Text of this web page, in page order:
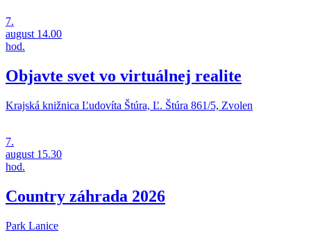
7.
august 14.00
hod.
Objavte svet vo virtuálnej realite
Krajská knižnica Ľudovíta Štúra, Ľ. Štúra 861/5, Zvolen
7.
august 15.30
hod.
Country záhrada 2026
Park Lanice